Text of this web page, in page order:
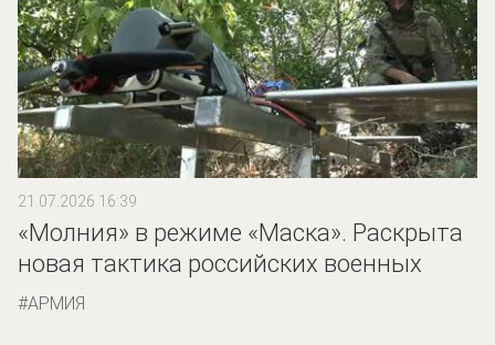
21.07.2026 16:39
«Молния» в режиме «Маска». Раскрыта
новая тактика российских военных
АРМИЯ